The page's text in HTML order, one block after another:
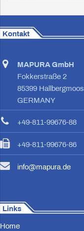
Kontakt
MAPURA GmbH
Fokkerstraße 2
85399 Hallbergmoos
GERMANY
+49-811-99676-88
+49-811-99676-86
info@mapura.de
Links
Home